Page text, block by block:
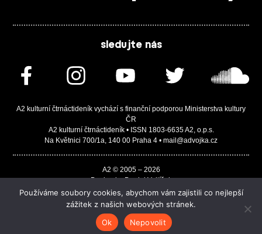
sledujte nás
A2 kulturní čtrnáctideník vychází s finanční podporou Ministerstva kultury
ČR
A2 kulturní čtrnáctideník • ISSN 1803-6635 A2, o.p.s.
Na Květnici 700/1a, 140 00 Praha 4 • mail@advojka.cz
A2 © 2005 – 2026
Design by Daniel Vojtíšek
Built by JASA-IT & ChSoft
Používáme soubory cookies, abychom vám zajistili co nejlepší
zážitek z našich webových stránek.
Ok
Nepovolit